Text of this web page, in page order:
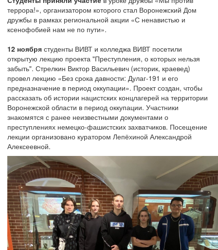
террора!», организатором которого стал Воронежский Дом
дружбы в рамках региональной акции «С ненавистью и
ксенофобией нам не по пути».
12 ноября студенты ВИВТ и колледжа ВИВТ посетили
открытую лекцию проекта "Преступления, о которых нельзя
забыть". Стрелкин Виктор Васильевич (историк, краевед)
провел лекцию «Без срока давности: Дулаг-191 и его
предназначение в период оккупации». Проект создан, чтобы
рассказать об истории нацистских концлагерей на территории
Воронежской области в период оккупации. Участники
знакомятся с ранее неизвестными документами о
преступлениях немецко-фашистских захватчиков. Посещение
лекции организовано куратором Лепёхиной Александрой
Алексеевной.